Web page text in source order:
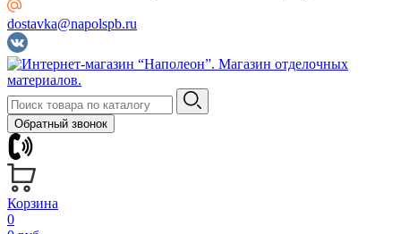
dostavka@napolspb.ru
Обратный звонок
Корзина
0